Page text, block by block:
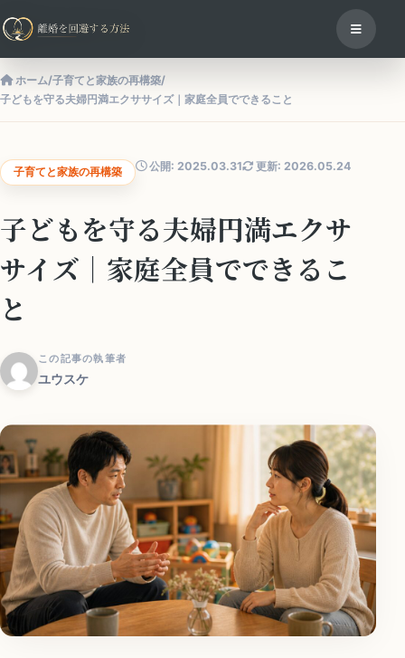
ホーム/子育てと家族の再構築/
子どもを守る夫婦円満エクササイズ｜家庭全員でできること
子育てと家族の再構築 公開: 2025.03.31 更新: 2026.05.24
子どもを守る夫婦円満エクサ
サイズ｜家庭全員でできるこ
と
この記事の執筆者
ユウスケ